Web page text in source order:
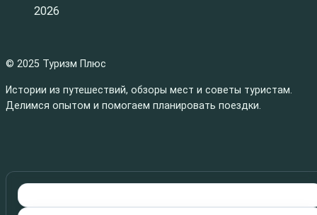
2026
© 2025 Туризм Плюс
Истории из путешествий, обзоры мест и советы туристам.
Делимся опытом и помогаем планировать поездки.